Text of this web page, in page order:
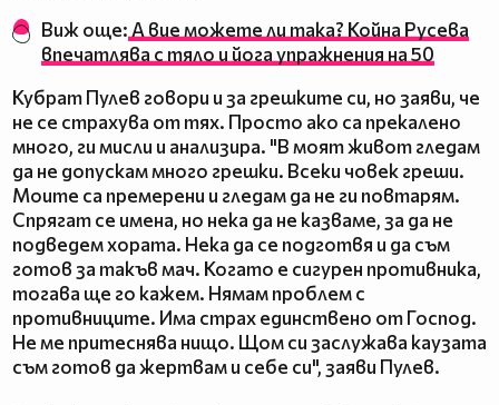
Виж още: А вие можете ли така? Койна Русева
впечатлява с тяло и йога упражнения на 50
Кубрат Пулев говори и за грешките си, но заяви, че
не се страхува от тях. Просто ако са прекалено
много, ги мисли и анализира. "В моят живот гледам
да не допускам много грешки. Всеки човек греши.
Моите са премерени и гледам да не ги повтарям.
Спрягат се имена, но нека да не казваме, за да не
подведем хората. Нека да се подготвя и да съм
готов за такъв мач. Когато е сигурен противника,
тогава ще го кажем. Нямам проблем с
противниците. Има страх единствено от Господ.
Не ме притеснява нищо. Щом си заслужава каузата
съм готов да жертвам и себе си", заяви Пулев.